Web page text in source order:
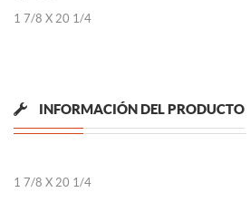
1 7/8 X 20 1/4
INFORMACIÓN DEL PRODUCTO
1 7/8 X 20 1/4